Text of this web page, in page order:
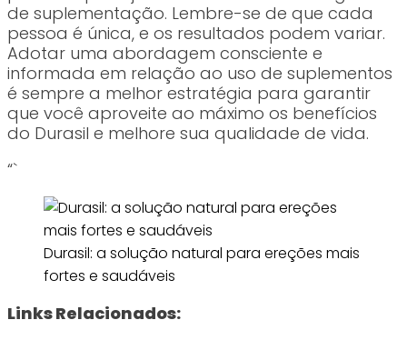
de suplementação. Lembre-se de que cada
pessoa é única, e os resultados podem variar.
Adotar uma abordagem consciente e
informada em relação ao uso de suplementos
é sempre a melhor estratégia para garantir
que você aproveite ao máximo os benefícios
do Durasil e melhore sua qualidade de vida.
“`
Durasil: a solução natural para ereções mais
fortes e saudáveis
Links Relacionados: